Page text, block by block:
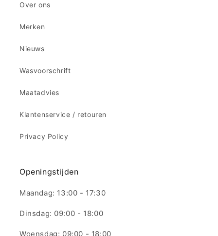
Over ons
Merken
Nieuws
Wasvoorschrift
Maatadvies
Klantenservice / retouren
Privacy Policy
Openingstijden
Maandag: 13:00 - 17:30
Dinsdag: 09:00 - 18:00
Woensdag: 09:00 - 18:00